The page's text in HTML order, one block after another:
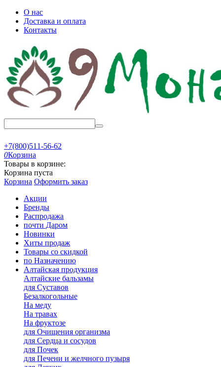
О нас
Доставка и оплата
Контакты
+7(800)511-56-62
0Корзина
Товары в корзине:
Корзина пуста
Корзина Оформить заказ
Акции
Бренды
Распродажа
почти Даром
Новинки
Хиты продаж
Товары со скидкой
по Назначению
Алтайская продукция
Алтайские бальзамы
для Суставов
Безалкогольные
На меду
На травах
На фруктозе
для Очищения организма
для Сердца и сосудов
для Почек
для Печени и желчного пузыря